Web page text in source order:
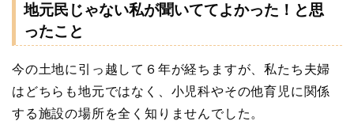
地元民じゃない私が聞いててよかった！と思
ったこと
今の土地に引っ越して６年が経ちますが、私たち夫婦
はどちらも地元ではなく、小児科やその他育児に関係
する施設の場所を全く知りませんでした。